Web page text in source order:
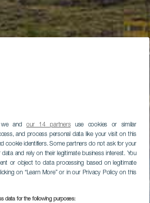
we andour 14 partnersuse cookies or similar
and process personal data like your visit on this
cookie identifiers. Some partners do not ask for your
and rely on their legitimate business interest. You
or object to data processing based on legitimate
on “Learn More” or in our Privacy Policy on this
data for the following purposes: